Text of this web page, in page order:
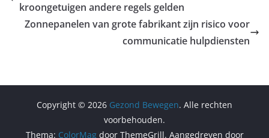
kroongetuigen andere regels gelden
Zonnepanelen van grote fabrikant zijn risico voor
communicatie hulpdiensten
Copyright © 2026 Gezond Bewegen. Alle rechten
voorbehouden.
Thema: ColorMagdoor ThemeGrill. Aangedreven door